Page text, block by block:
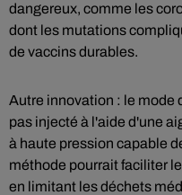
dangereux, comme les
dont les mutations
de vaccins durables.
Autre innovation : le mode
pas injecté à l'aide d'une
à haute pression capable
méthode pourrait faciliter
en limitant les déchets